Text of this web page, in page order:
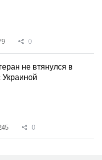
0
не втянулся в
Украиной
0